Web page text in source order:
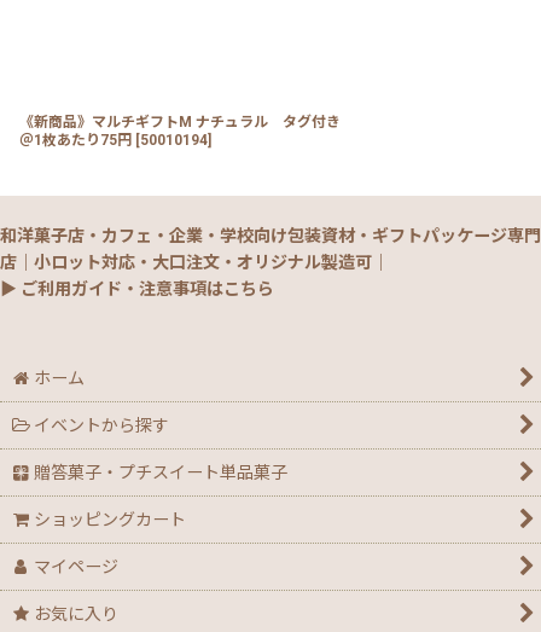
《新商品》マルチギフトM ナチュラル タグ付き
＠1枚あたり75円 [50010194]
和洋菓子店・カフェ・企業・学校向け包装資材・ギフトパッケージ専門
店｜小ロット対応・大口注文・オリジナル製造可｜
▶ ご利用ガイド・注意事項はこちら
ホーム
イベントから探す
贈答菓子・プチスイート単品菓子
ショッピングカート
マイページ
お気に入り